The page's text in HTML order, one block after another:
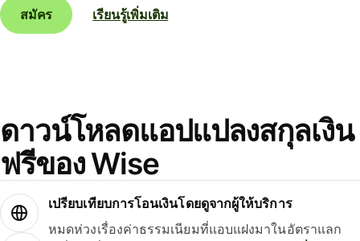
สมัคร เรียนรู้เพิ่มเติม
ดาวน์โหลดแอปแปลงสกุลเงิน
ฟรีของ Wise
เปรียบเทียบการโอนเงินโดยดูจากผู้ให้บริการ
หมดห่วงเรื่องค่าธรรมเนียมที่แอบแฝงมาในอัตราแลก